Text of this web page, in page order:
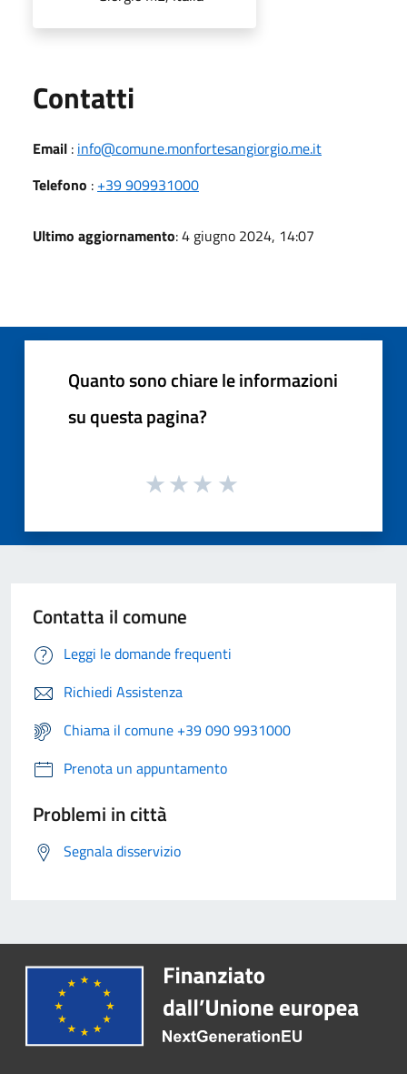
Contatti
Email : info@comune.monfortesangiorgio.me.it
Telefono : +39 909931000
Ultimo aggiornamento: 4 giugno 2024, 14:07
Quanto sono chiare le informazioni
su questa pagina?
Contatta il comune
Leggi le domande frequenti
Richiedi Assistenza
Chiama il comune +39 090 9931000
Prenota un appuntamento
Problemi in città
Segnala disservizio